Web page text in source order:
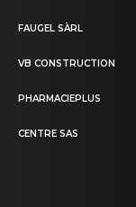
FAUGEL SÀRL
VB CONSTRUCTION
PHARMACIEPLUS
CENTRE SAS